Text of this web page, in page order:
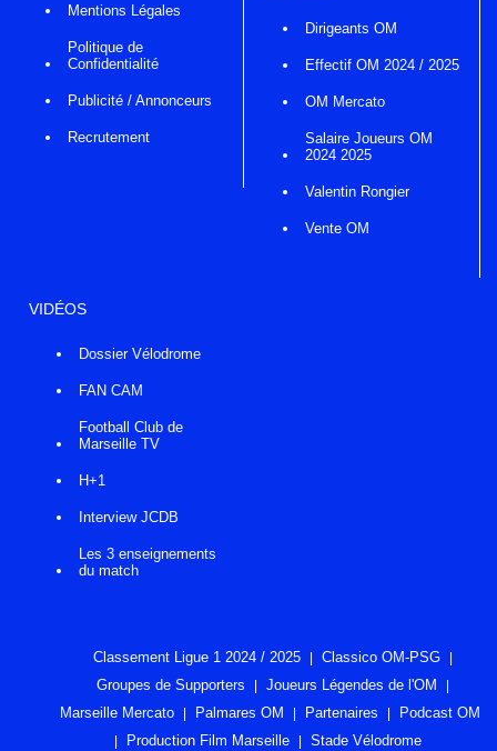
Mentions Légales
Politique de
Confidentialité
Publicité / Annonceurs
Recrutement
Dirigeants OM
Effectif OM 2024 / 2025
OM Mercato
Salaire Joueurs OM
2024 2025
Valentin Rongier
Vente OM
VIDÉOS
Dossier Vélodrome
FAN CAM
Football Club de
Marseille TV
H+1
Interview JCDB
Les 3 enseignements
du match
Classement Ligue 1 2024 / 2025
Classico OM-PSG
Groupes de Supporters
Joueurs Légendes de l'OM
Marseille Mercato
Palmares OM Partenaires
Podcast OM
Production Film Marseille
Stade Vélodrome